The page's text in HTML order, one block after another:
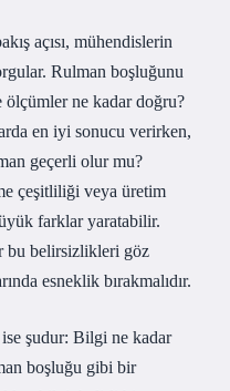
açısı, mühendislerin
Rulman boşluğunu
ne kadar doğru?
en iyi sonucu verirken,
geçerli olur mu?
çeşitliliği veya üretim
farklar yaratabilir.
bu belirsizlikleri göz
esneklik bırakmalıdır.
şudur: Bilgi ne kadar
boşluğu gibi bir